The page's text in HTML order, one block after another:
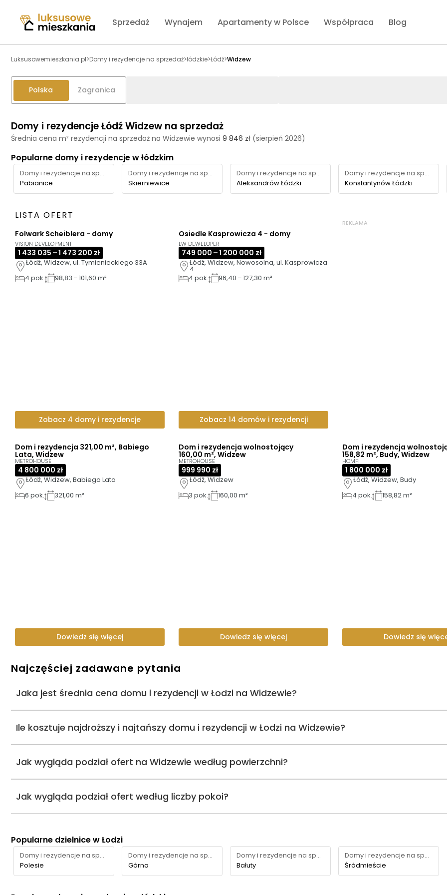
Sprzedaż Wynajem Apartamenty w Polsce Współpraca Blog
Luksusowemieszkania.pl>Domy i rezydencje na sprzedaż>łódzkie>Łódź>Widzew
Polska Zagranica
Domy i rezydencje Łódź Widzew na sprzedaż
Średnia cena m² rezydencji na sprzedaż na Widzewie wynosi 9 846 zł (sierpień 2026)
Popularne domy i rezydencje w łódzkim
Domy i rezydencje na sprzedaż
Pabianice
Domy i rezydencje na sprzedaż
Skierniewice
Domy i rezydencje na sprzedaż
Aleksandrów Łódzki
Domy i rezydencje na sprzedaż
Konstantynów Łódzki
LISTA OFERT
AI
Folwark Scheiblera - domy
VISION DEVELOPMENT
1 433 035 – 1 473 200 zł
Łódź, Widzew, ul. Tymienieckiego 33A
4 pok. 98,83 – 101,60 m²
Zobacz 4 domy i rezydencje
Osiedle Kasprowicza 4 - domy
LW DEWELOPER
749 000 – 1 200 000 zł
Łódź, Widzew, Nowosolna, ul. Kasprowicza
4
4 pok. 96,40 – 127,30 m²
Zobacz 14 domów i rezydencji
REKLAMA
Dom i rezydencja 321,00 m², Babiego
Lata, Widzew
METROHOUSE
4 800 000 zł
Łódź, Widzew, Babiego Lata
6 pok. 321,00 m²
Dowiedz się więcej
Dom i rezydencja wolnostojący
160,00 m², Widzew
METROHOUSE
999 990 zł
Łódź, Widzew
3 pok. 160,00 m²
Dowiedz się więcej
Dom i rezydencja
158,82 m², Budy, Widzew
HOMFI
1 800 000 zł
Łódź, Widzew, Budy
4 pok. 158,82 m²
Dowiedz się
Najczęściej zadawane pytania
Jaka jest średnia cena domu i rezydencji w Łodzi na Widzewie?
Ile kosztuje najdroższy i najtańszy domu i rezydencji w Łodzi na Widzewie?
Jak wygląda podział ofert na Widzewie według powierzchni?
Jak wygląda podział ofert według liczby pokoi?
Popularne dzielnice w Łodzi
Domy i rezydencje na sprzedaż
Polesie
Domy i rezydencje na sprzedaż
Górna
Domy i rezydencje na sprzedaż
Bałuty
Domy i rezydencje na sprzedaż
Śródmieście